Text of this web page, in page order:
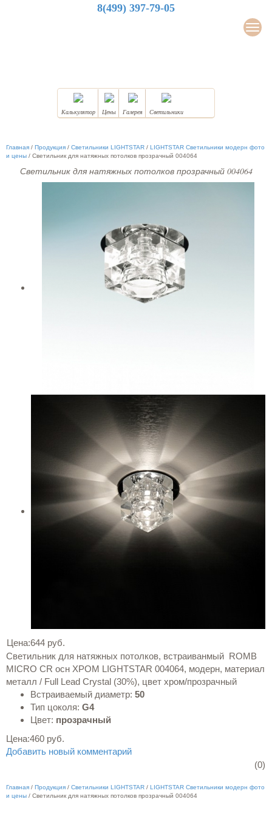
8(499) 397-79-05
Калькулятор Цены Галерея Светильники
Главная / Продукция / Светильники LIGHTSTAR / LIGHTSTAR Светильники модерн фото
и цены / Светильник для натяжных потолков прозрачный 004064
Светильник для натяжных потолков прозрачный 004064
Цена:644 руб.
Светильник для натяжных потолков, встраиванмый ROMB
MICRO CR осн ХРОМ LIGHTSTAR 004064, модерн, материал
металл / Full Lead Crystal (30%), цвет хром/прозрачный
Встраиваемый диаметр: 50
Тип цоколя: G4
Цвет: прозрачный
Цена:460 руб.
Добавить новый комментарий
(0)
Главная / Продукция / Светильники LIGHTSTAR / LIGHTSTAR Светильники модерн фото
и цены / Светильник для натяжных потолков прозрачный 004064